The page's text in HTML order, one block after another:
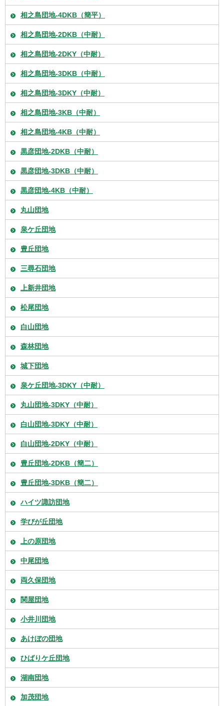
相之島団地-4DKB（簡平）
相之島団地-2DKB（中耐）
相之島団地-2DKY（中耐）
相之島団地-3DKB（中耐）
相之島団地-3DKY（中耐）
相之島団地-3KB（中耐）
相之島団地-4KB（中耐）
黒彦団地-2DKB（中耐）
黒彦団地-3DKB（中耐）
黒彦団地-4KB（中耐）
丸山団地
泉ケ丘団地
豊丘団地
三尋石団地
上新井団地
松尾団地
白山団地
森林団地
城下団地
泉ケ丘団地-3DKY（中耐）
丸山団地-3DKY（中耐）
白山団地-3DKY（中耐）
白山団地-2DKY（中耐）
豊丘団地-2DKB（簡二）
豊丘団地-3DKB（簡二）
ハイツ諏訪団地
学びが丘団地
上の原団地
中尾団地
両久保団地
関屋団地
小井川団地
あけぼの団地
ひばりケ丘団地
湖南団地
加茂団地